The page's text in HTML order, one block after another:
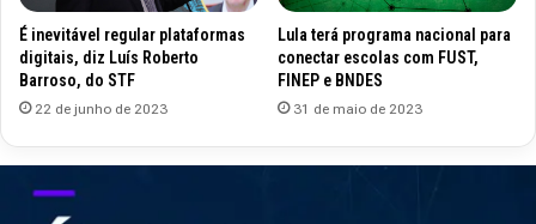
É inevitável regular plataformas
digitais, diz Luís Roberto
Barroso, do STF
22 de junho de 2023
Lula terá programa nacional para
conectar escolas com FUST,
FINEP e BNDES
31 de maio de 2023